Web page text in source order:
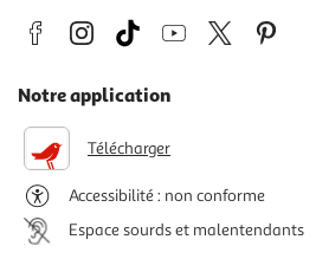
Notre application
Télécharger
Accessibilité : non conforme
Espace sourds et malentendants